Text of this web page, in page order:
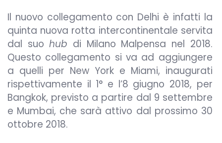
Il nuovo collegamento con Delhi è infatti la
quinta nuova rotta intercontinentale servita
dal suohub di Milano Malpensa nel 2018.
Questo collegamento si va ad aggiungere
a quelli per New York e Miami, inaugurati
rispettivamente il 1° e l’8 giugno 2018, per
Bangkok, previsto a partire dal 9 settembre
e Mumbai, che sarà attivo dal prossimo 30
ottobre 2018.